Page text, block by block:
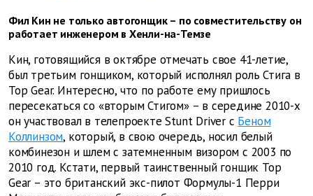
Фил Кин не только автогонщик – по совместительству он
работает инженером в Хенли-на-Темзе
Кин, готовящийся в октябре отмечать свое 41-летие,
был третьим гонщиком, который исполнял роль Стига в
Top Gear. Интересно, что по работе ему пришлось
пересекаться со «вторым Стигом» – в середине 2010-х
он участвовал в телепроекте Stunt Driver с Беном
Коллинзом, который, в свою очередь, носил белый
комбинезон и шлем с затемненным визором с 2003 по
2010 год. Кстати, первый таинственный гонщик Top
Gear – это британский экс-пилот Формулы-1 Перри